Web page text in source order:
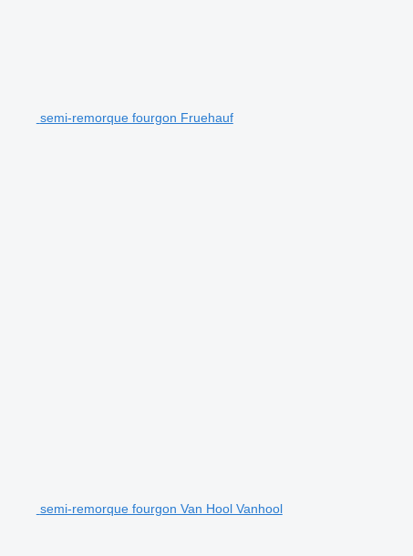
semi-remorque fourgon Fruehauf
semi-remorque fourgon Van Hool Vanhool